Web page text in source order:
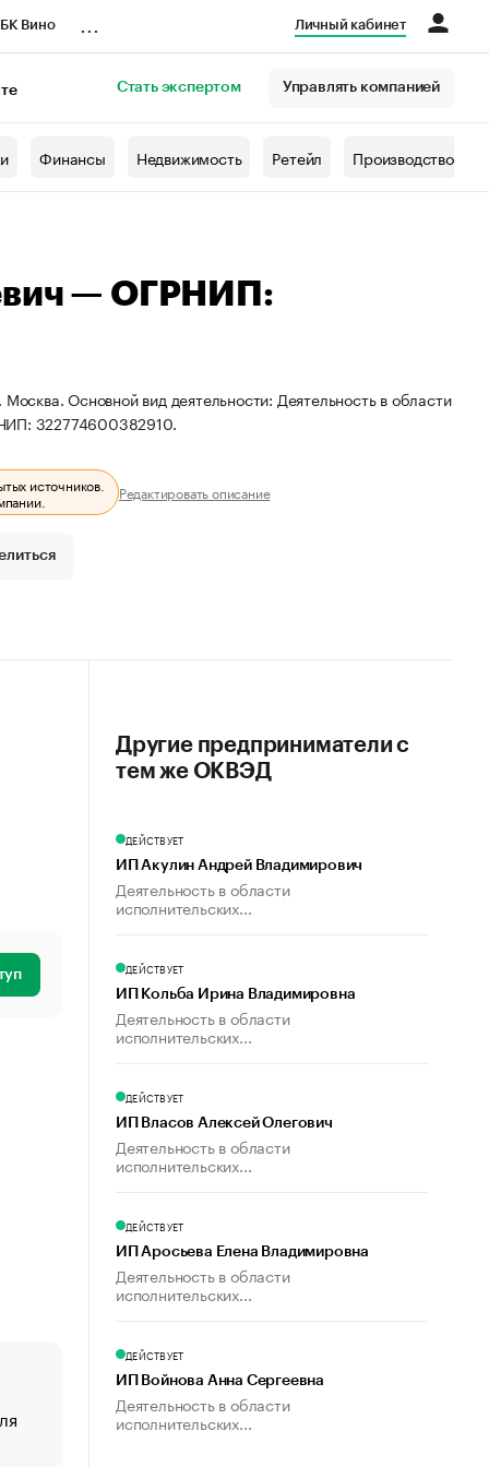
Вино Личный кабинет
Стать экспертом Управлять компанией
Финансы Недвижимость Ретейл Производство
— ОГРНИП:
Основной вид деятельности: Деятельность в области
322774600382910.
источников. Редактировать описание
«От спорта тело стареет иначе». Как живет глава
создавшей GTA
Другие предприниматели с
тем же ОКВЭД
ДЕЙСТВУЕТ
ИП Акулин Андрей Владимирович
Деятельность в области
исполнительских...
ДЕЙСТВУЕТ
ИП Кольба Ирина Владимировна
Деятельность в области
исполнительских...
ДЕЙСТВУЕТ
ИП Власов Алексей Олегович
Деятельность в области
исполнительских...
ДЕЙСТВУЕТ
ИП Аросьева Елена Владимировна
Деятельность в области
исполнительских...
ДЕЙСТВУЕТ
ИП Войнова Анна Сергеевна
Деятельность в области
исполнительских...